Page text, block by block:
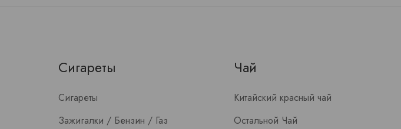
Сигареты
Сигареты
Зажигалки / Бензин / Газ
Чай
Китайский красный чай
Остальной Чай